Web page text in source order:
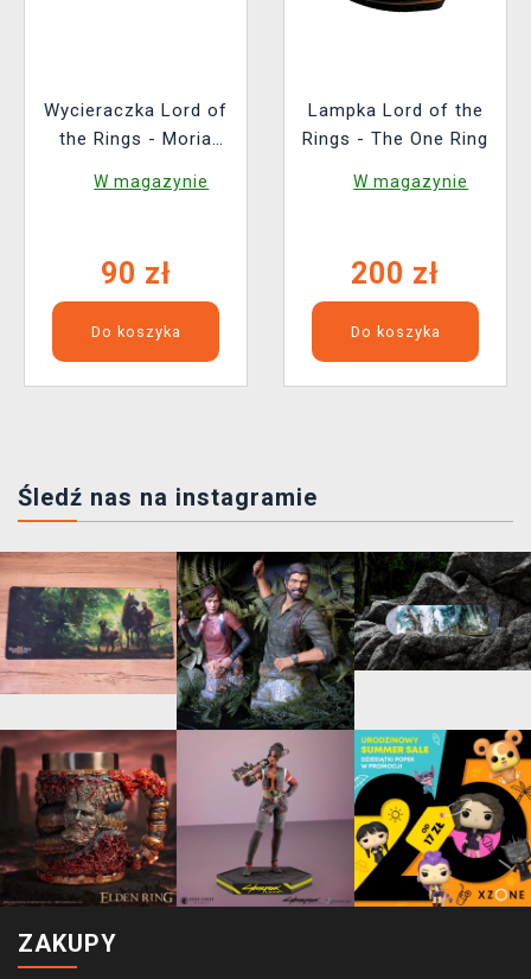
Wycieraczka Lord of
the Rings - Moria
W magazynie
90 zł
Do koszyka
Lampka Lord of the
Rings - The One Ring
W magazynie
200 zł
Do koszyka
Śledź nas na instagramie
ZAKUPY